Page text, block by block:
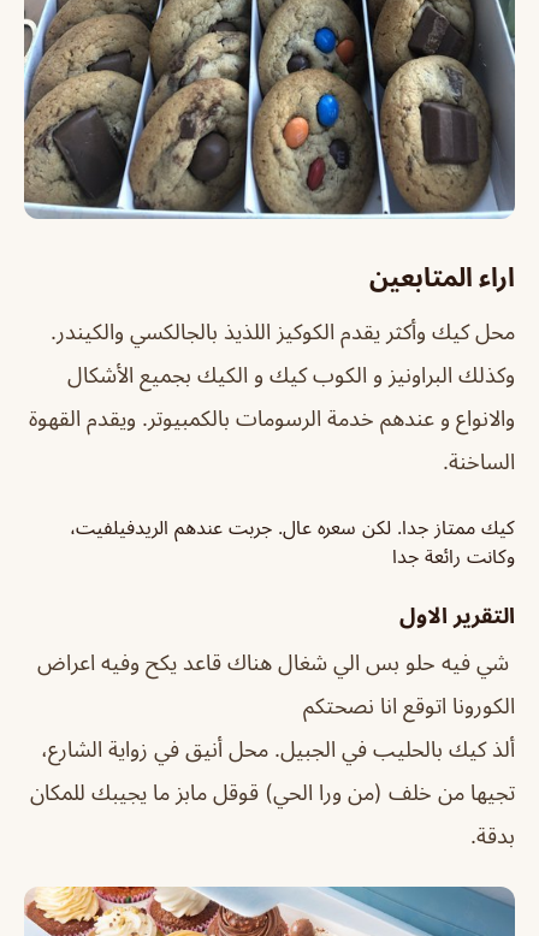
اراء المتابعين
محل كيك وأكثر يقدم الكوكيز اللذيذ بالجالكسي والكيندر.
وكذلك البراونيز و الكوب كيك و الكيك بجميع الأشكال
والانواع و عندهم خدمة الرسومات بالكمبيوتر. ويقدم القهوة
الساخنة.
كيك ممتاز جدا. لكن سعره عال. جربت عندهم الريدفيلفيت،
وكانت رائعة جدا
التقرير الاول
شي فيه حلو بس الي شغال هناك قاعد يكح وفيه اعراض
الكورونا اتوقع انا نصحتكم
ألذ كيك بالحليب في الجبيل. محل أنيق في زواية الشارع،
تجيها من خلف (من ورا الحي) قوقل مابز ما يجيبك للمكان
بدقة.